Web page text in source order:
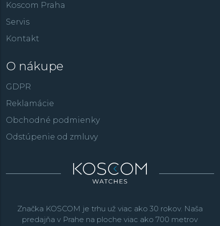
Koscom Praha
Servis
Kontakt
O nákupe
GDPR
Reklamácie
Obchodné podmienky
Odstúpenie od zmluvy
Značka KOSCOM je trhu už viac ako 30 rokov. Naša
predajňa v Prahe na ploche viac ako 700 metrov